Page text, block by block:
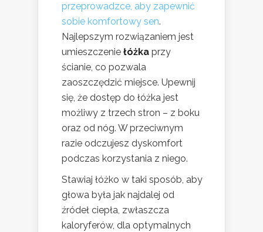
przeprowadzce, aby zapewnić
sobie komfortowy sen.
Najlepszym rozwiązaniem jest
umieszczenie łóżka przy
ścianie, co pozwala
zaoszczędzić miejsce. Upewnij
się, że dostęp do łóżka jest
możliwy z trzech stron – z boku
oraz od nóg. W przeciwnym
razie odczujesz dyskomfort
podczas korzystania z niego.
Stawiaj łóżko w taki sposób, aby
głowa była jak najdalej od
źródeł ciepła, zwłaszcza
kaloryferów, dla optymalnych